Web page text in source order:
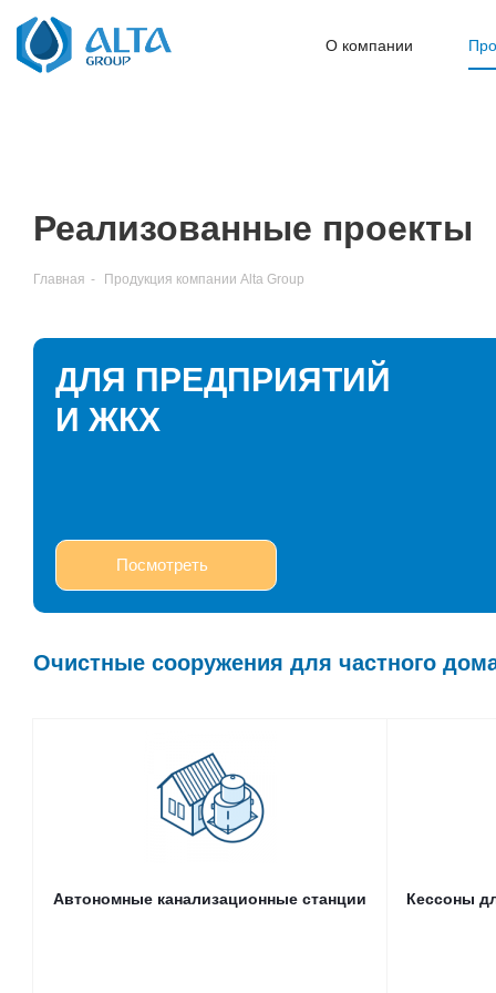
О компании
Реализованные проекты
Главная - Продукция компании Alta Group
ДЛЯ ПРЕДПРИЯТИЙ
И ЖКХ
Посмотреть
Очистные сооружения для частного
Автономные канализационные станции Кессоны